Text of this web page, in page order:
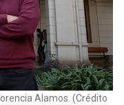
Alamos. (Crédito